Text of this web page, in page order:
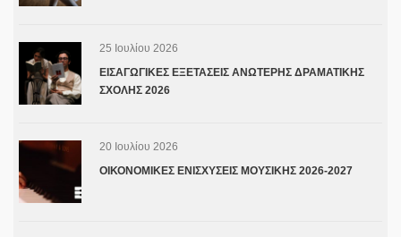
25 Ιουλίου 2026
ΕΙΣΑΓΩΓΙΚΕΣ ΕΞΕΤΑΣΕΙΣ ΑΝΩΤΕΡΗΣ ΔΡΑΜΑΤΙΚΗΣ
ΣΧΟΛΗΣ 2026
20 Ιουλίου 2026
ΟΙΚΟΝΟΜΙΚΕΣ ΕΝΙΣΧΥΣΕΙΣ ΜΟΥΣΙΚΗΣ 2026-2027